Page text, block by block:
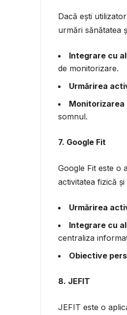
Dacă ești
urmări sănătatea
Integrare cu
de monitorizare.
Urmărirea
Monitorizarea
somnul.
7. Google Fit
Google Fit este o
activitatea fizică
Urmărirea
Integrare cu
centraliza
Obiective
8. JEFIT
JEFIT este o